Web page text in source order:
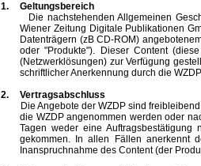
1.
Geltungsbereich
Die nachstehenden Allgemeinen
Wiener Zeitung Digitale Publikationen
Datenträgern (zB CD-ROM)
oder "Produkte"). Dieser Content
(Netzwerklösungen) zur Verfügung
schriftlicher Anerkennung durch die
2.
Vertragsabschluss
Die Angebote der WZDP sind freibleibend.
die WZDP angenommen werden oder
Tagen weder eine
gekommen. In allen Fällen anerkennt
Inanspruchnahme des Content (der